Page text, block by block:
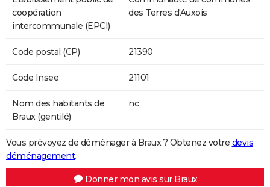
coopération
intercommunale (EPCI)
des Terres d'Auxois
Code postal (CP) 21390
Code Insee 21101
Nom des habitants de
Braux (gentilé)
nc
Vous prévoyez de déménager à Braux ? Obtenez votre devis
déménagement.
Donner mon avis sur Braux